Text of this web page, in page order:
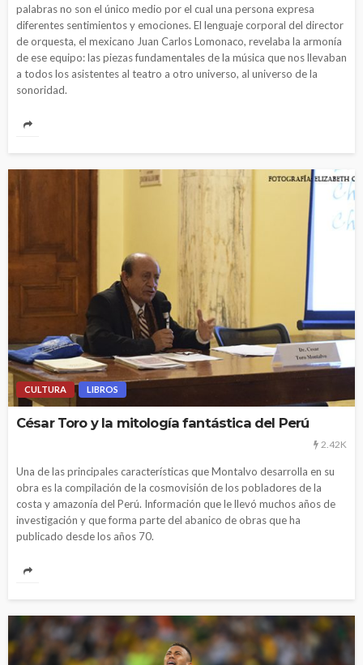
palabras no son el único medio por el cual una persona expresa
diferentes sentimientos y emociones. El lenguaje corporal del director
de orquesta, el mexicano Juan Carlos Lomonaco, revelaba la armonía
de ese equipo: las piezas fundamentales de la música que nos llevaban
a todos los asistentes al teatro a otro universo, al universo de la
sonoridad.
CULTURA LIBROS
César Toro y la mitología fantástica del Perú
2.42K
Una de las principales características que Montalvo desarrolla en su
obra es la compilación de la cosmovisión de los pobladores de la
costa y amazonía del Perú. Información que le llevó muchos años de
investigación y que forma parte del abanico de obras que ha
publicado desde los años 70.